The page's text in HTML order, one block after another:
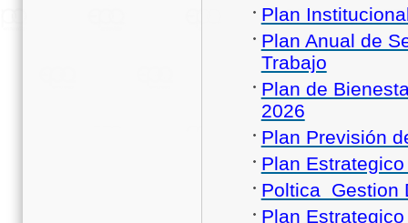
Plan
Plan Anual de
Trabajo
Plan de
2026
Plan Previsión
Plan
Poltica Gestion
Plan